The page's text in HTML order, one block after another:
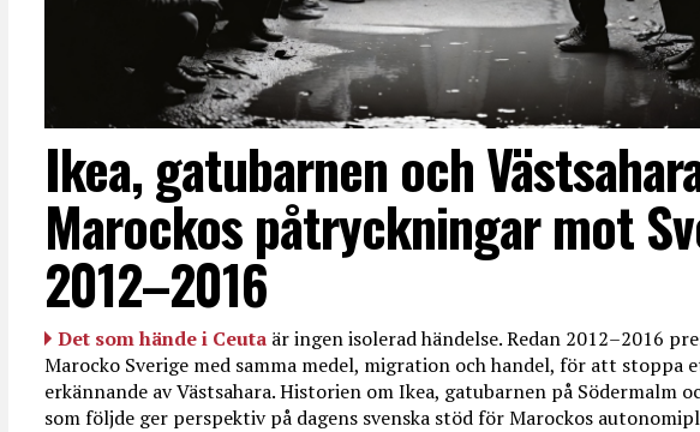
Ikea, gatubarnen och
Marockos påtryckningar mot
2012–2016
Det som hände i Ceuta är ingen isolerad händelse. Redan 2012–2016
Marocko Sverige med samma medel, migration och handel, för att stoppa
erkännande av Västsahara. Historien om Ikea, gatubarnen på Södermalm
som följde ger perspektiv på dagens svenska stöd för Marockos